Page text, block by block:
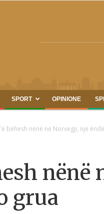
SPORT OPINIONE
bëhesh nënë në Norvegji, një
nënë
grua